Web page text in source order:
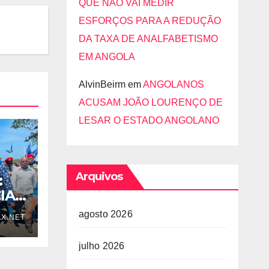
QUE NÃO VAI MEDIR
ESFORÇOS PARA A REDUÇÃO
DA TAXA DE ANALFABETISMO
EM ANGOLA
AlvinBeirmemANGOLANOS
ACUSAM JOÃO LOURENÇO DE
LESAR O ESTADO ANGOLANO
Arquivos
agosto 2026
julho 2026